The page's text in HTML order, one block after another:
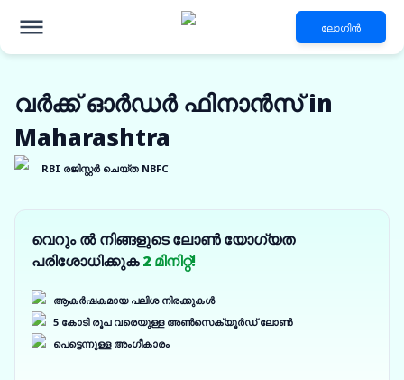
ലോഗിൻ
വർക്ക് ഓർഡർ ഫിനാൻസ് in
Maharashtra
RBI രജിസ്റ്റർ ചെയ്ത NBFC
വെറും ൽ നിങ്ങളുടെ ലോൺ യോഗ്യത
പരിശോധിക്കുക2 മിനിറ്റ്!
ആകർഷകമായ പലിശ നിരക്കുകൾ
5 കോടി രൂപ വരെയുള്ള അൺസെക്യൂർഡ് ലോൺ
പെട്ടെന്നുള്ള അംഗീകാരം